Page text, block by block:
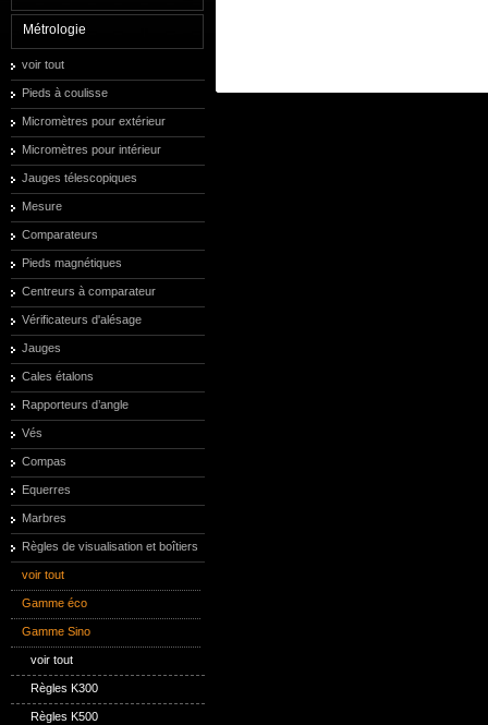
Métrologie
voir tout
Pieds à coulisse
Micromètres pour extérieur
Micromètres pour intérieur
Jauges télescopiques
Mesure
Comparateurs
Pieds magnétiques
Centreurs à comparateur
Vérificateurs d'alésage
Jauges
Cales étalons
Rapporteurs d’angle
Vés
Compas
Equerres
Marbres
Règles de visualisation et boîtiers
voir tout
Gamme éco
Gamme Sino
voir tout
Règles K300
Règles K500